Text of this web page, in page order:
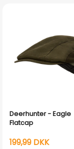
Deerhunter - Eagle
Flatcap
199,99 DKK